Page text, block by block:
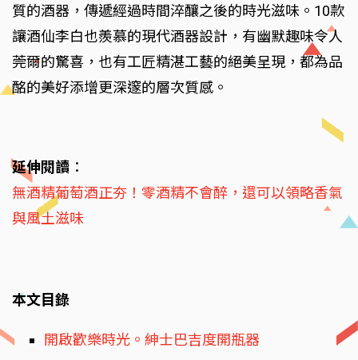
質的酒器，傳遞經過時間淬釀之後的時光滋味。10款
讓酒仙李白也羨慕的現代酒器設計，有幽默趣味令人
莞爾的驚喜，也有工匠精湛工藝的絕美呈現，都為品
酩的美好添增更深邃的層次質感。
延伸閱讀 ：
無酒精葡萄酒正夯！零酒精不會醉，還可以領略香氣
與風土滋味
本文目錄
開啟歡樂時光。紳士巴吉度開瓶器